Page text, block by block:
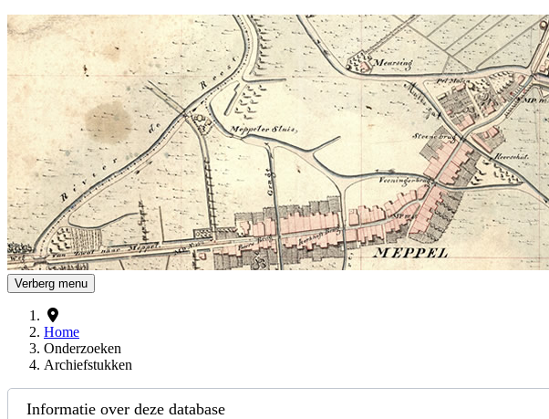
Drents Archief
Verberg menu
Home
Onderzoeken
Archiefstukken
Informatie over deze database